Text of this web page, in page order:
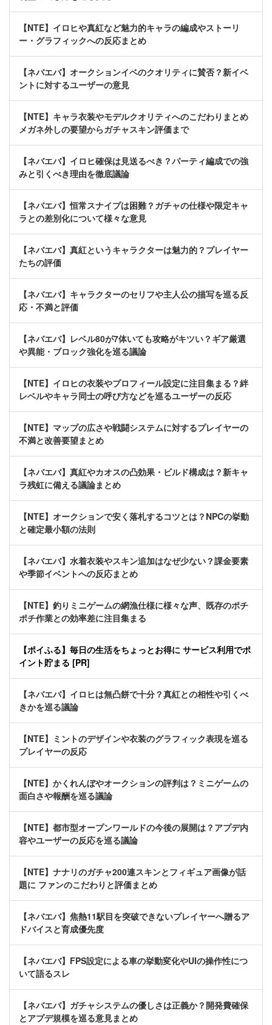
【NTE】イロヒや真紅など魅力的キャラの編成やストーリ
ー・グラフィックへの反応まとめ
【ネバエバ】オークションイベのクオリティに賛否？新イベ
ントに対するユーザーの意見
【NTE】キャラ衣装やモデルクオリティへのこだわりまとめ
メガネ外しの要望からガチャスキン評価まで
【ネバエバ】イロヒ確保は見送るべき？パーティ編成での強
みと引くべき理由を徹底議論
【ネバエバ】恒常スナイプは困難？ガチャの仕様や限定キャ
ラとの差別化について様々な意見
【ネバエバ】真紅というキャラクターは魅力的？プレイヤー
たちの評価
【ネバエバ】キャラクターのセリフや主人公の描写を巡る反
応・不満と評価
【ネバエバ】レベル80が7体いても攻略がキツい？ギア厳選
や異能・ブロック強化を巡る議論
【NTE】イロヒの衣装やプロフィール設定に注目集まる？絆
レベルやキャラ同士の呼び方などを巡るユーザーの反応
【NTE】マップの広さや戦闘システムに対するプレイヤーの
不満と改善要望まとめ
【ネバエバ】真紅やカオスの凸効果・ビルド構成は？新キャ
ラ残虹に備える議論まとめ
【NTE】オークションで安く落札するコツとは？NPCの挙動
と確定最小額の法則
【ネバエバ】水着衣装やスキン追加はなぜ少ない？課金要素
や季節イベントへの反応まとめ
【NTE】釣りミニゲームの網漁仕様に様々な声、既存のポチ
ポチ作業との効率差に注目集まる
【ポイふる】毎日の生活をちょっとお得に サービス利用でポ
イント貯まる [PR]
【ネバエバ】イロヒは無凸餅で十分？真紅との相性や引くべ
きかを巡る議論
【NTE】ミントのデザインや衣装のグラフィック表現を巡る
プレイヤーの反応
【NTE】かくれんぼやオークションの評判は？ミニゲームの
面白さや報酬を巡る議論
【NTE】都市型オープンワールドの今後の展開は？アプデ内
容やユーザーの反応を巡る議論
【NTE】ナナリのガチャ200連スキンとフィギュア画像が話
題に ファンのこだわりと評価まとめ
【ネバエバ】焦熱11駅目を突破できないプレイヤーへ贈るア
ドバイスと育成優先度
【ネバエバ】FPS設定による車の挙動変化やUIの操作性につ
いて語るスレ
【ネバエバ】ガチャシステムの優しさは正義か？開発費確保
とアプデ規模を巡る意見まとめ